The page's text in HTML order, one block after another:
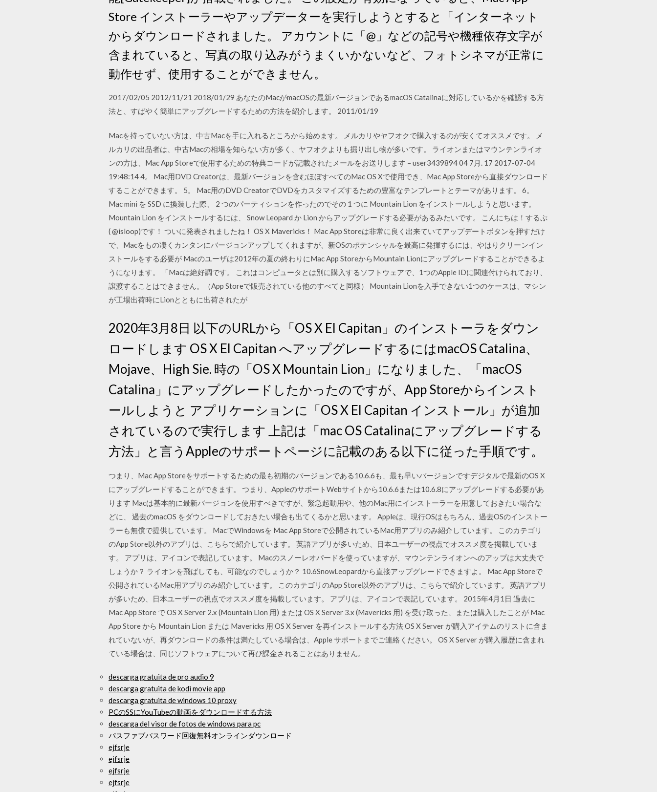
Store インストーラーやアップデーターを実行しようとすると「インターネット
からダウンロードされました。 アカウントに「@」などの記号や機種依存文字が
含まれていると、写真の取り込みがうまくいかないなど、フォトシネマが正常に
動作せず、使用することができません。
2017/02/05 2012/11/21 2018/01/29 あなたのMacがmacOSの最新バージョンであるmacOS Catalinaに対応しているかを確認する方
法と、すばやく簡単にアップグレードするための方法を紹介します。 2011/01/19
Macを持っていない方は、中古Macを手に入れるところから始めます。 メルカリやヤフオクで購入するのが安くてオススメです。 メ
ルカリの出品者は、中古Macの相場を知らない方が多く、ヤフオクよりも掘り出し物が多いです。 ライオンまたはマウンテンライオ
ンの方は、Mac App Storeで使用するための特典コードが記載されたメールをお送りします – user3439894 04 7月. 17 2017-07-04
19:48:14 4。 Mac用DVD Creatorは、最新バージョンを含むほぼすべてのMac OS Xで使用でき、Mac App Storeから直接ダウンロード
することができます。 5。 Mac用のDVD CreatorでDVDをカスタマイズするための豊富なテンプレートとテーマがあります。 6。
Mac mini を SSD に換装した際、 2 つのパーティションを作ったのでその 1 つに Mountain Lion をインストールしようと思います。
Mountain Lion をインストールするには、 Snow Leopard か Lion からアップグレードする必要があるみたいです。 こんにちは！するぷ
( @isloop)です！ ついに発表されましたね！ OS X Mavericks！ Mac App Storeは非常に良く出来ていてアップデートボタンを押すだけ
で、Macをもの凄くカンタンにバージョンアップしてくれますが、新OSのポテンシャルを最高に発揮するには、やはりクリーンイン
ストールをする必要が Macのユーザは2012年の夏の終わりにMac App StoreからMountain Lionにアップグレードすることができるよ
うになります。 「Macは絶好調です。 これはコンピュータとは別に購入するソフトウェアで、1つのApple IDに関連付けられており、
譲渡することはできません。（App Storeで販売されている他のすべてと同様） Mountain Lionを入手できない1つのケースは、マシン
が工場出荷時にLionとともに出荷されたが
2020年3月8日 以下のURLから「OS X El Capitan」のインストーラをダウン
ロードします OS X El Capitan へアップグレードするにはmacOS Catalina、
Mojave、High Sie. 時の「OS X Mountain Lion」になりました、「macOS
Catalina」にアップグレードしたかったのですが、App Storeからインスト
ールしようと アプリケーションに「OS X El Capitan インストール」が追加
されているので実行します 上記は「mac OS Catalinaにアップグレードする
方法」と言うAppleのサポートページに記載のある以下に従った手順です。
つまり、Mac App Storeをサポートするための最も初期のバージョンである10.6.6も、最も早いバージョンですデジタルで最新のOS X
にアップグレードすることができます。 つまり、AppleのサポートWebサイトから10.6.6または10.6.8にアップグレードする必要があ
ります Macは基本的に最新バージョンを使用すべきですが、緊急起動用や、他のMac用にインストーラーを用意しておきたい場合な
どに、 過去のmacOS をダウンロードしておきたい場合も出てくるかと思います。 Appleは、現行OSはもちろん、過去OSのインストー
ラーも無償で提供しています。 MacでWindowsを Mac App Storeで公開されているMac用アプリのみ紹介しています。 このカテゴリ
のApp Store以外のアプリは、こちらで紹介しています。 英語アプリが多いため、日本ユーザーの視点でオススメ度を掲載していま
す。 アプリは、アイコンで表記しています。 Macのスノーレオパードを使っていますが、マウンテンライオンへのアップは大丈夫で
しょうか？ ライオンを飛ばしても、可能なのでしょうか？ 10.6SnowLeopardから直接アップグレードできますよ。 Mac App Storeで
公開されているMac用アプリのみ紹介しています。 このカテゴリのApp Store以外のアプリは、こちらで紹介しています。 英語アプリ
が多いため、日本ユーザーの視点でオススメ度を掲載しています。 アプリは、アイコンで表記しています。 2015年4月1日 過去に
Mac App Store で OS X Server 2.x (Mountain Lion 用) または OS X Server 3.x (Mavericks 用) を受け取った、または購入したことが Mac
App Store から Mountain Lion または Mavericks 用 OS X Server を再インストールする方法 OS X Server が購入アイテムのリストに含ま
れていないが、再ダウンロードの条件は満たしている場合は、Apple サポートまでご連絡ください。 OS X Server が購入履歴に含まれ
ている場合は、同じソフトウェアについて再び課金されることはありません。
descarga gratuita de pro audio 9
descarga gratuita de kodi movie app
descarga gratuita de windows 10 proxy
PCのSSにYouTubeの動画をダウンロードする方法
descarga del visor de fotos de windows para pc
パスファブパスワード回復無料オンラインダウンロード
ejfsrje
ejfsrje
ejfsrje
ejfsrje